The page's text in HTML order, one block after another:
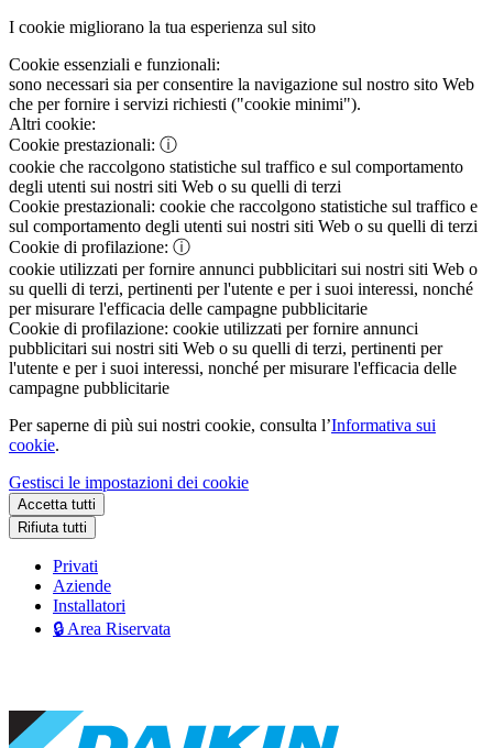
I cookie migliorano la tua esperienza sul sito
Cookie essenziali e funzionali:
sono necessari sia per consentire la navigazione sul nostro sito Web
che per fornire i servizi richiesti ("cookie minimi").
Altri cookie:
Cookie prestazionali: ⓘ
cookie che raccolgono statistiche sul traffico e sul comportamento
degli utenti sui nostri siti Web o su quelli di terzi
Cookie prestazionali: cookie che raccolgono statistiche sul traffico e
sul comportamento degli utenti sui nostri siti Web o su quelli di terzi
Cookie di profilazione: ⓘ
cookie utilizzati per fornire annunci pubblicitari sui nostri siti Web o
su quelli di terzi, pertinenti per l'utente e per i suoi interessi, nonché
per misurare l'efficacia delle campagne pubblicitarie
Cookie di profilazione: cookie utilizzati per fornire annunci
pubblicitari sui nostri siti Web o su quelli di terzi, pertinenti per
l'utente e per i suoi interessi, nonché per misurare l'efficacia delle
campagne pubblicitarie
Per saperne di più sui nostri cookie, consulta l’Informativa sui
cookie.
Gestisci le impostazioni dei cookie
Accetta tutti
Rifiuta tutti
Privati
Aziende
Installatori
🔒 Area Riservata